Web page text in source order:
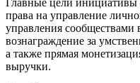
права на управление
управления сообществами
вознаграждение за
а также прямая
выручки.